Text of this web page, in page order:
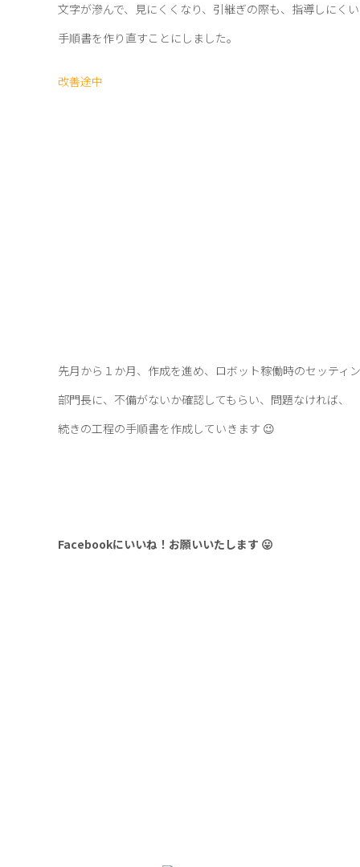
文字が滲んで、見にくくなり、引継ぎの際も、指導しにくい
手順書を作り直すことにしました。
改善途中
先月から１か月、作成を進め、ロボット稼働時のセッティ
部門長に、不備がないか確認してもらい、問題なければ、
続きの工程の手順書を作成していきます 😉
Facebookにいいね！お願いいたします 😛